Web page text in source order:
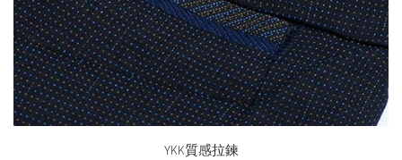
YKK質感拉鍊